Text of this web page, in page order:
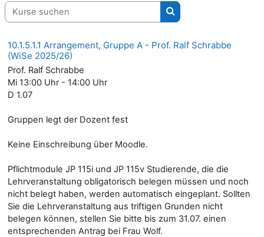
Kurse suchen
Kurse suchen
10.1.5.1.1 Arrangement, Gruppe A - Prof. Ralf Schrabbe
(WiSe 2025/26)
Prof. Ralf Schrabbe
Mi 13:00 Uhr - 14:00 Uhr
D 1.07
Gruppen legt der Dozent fest
Keine Einschreibung über Moodle.
Pflichtmodule JP 115i und JP 115v Studierende, die die
Lehrveranstaltung obligatorisch belegen müssen und noch
nicht belegt haben, werden automatisch eingeplant. Sollten
Sie die Lehrveranstaltung aus triftigen Grunden nicht
belegen können, stellen Sie bitte bis zum 31.07. einen
entsprechenden Antrag bei Frau Wolf.